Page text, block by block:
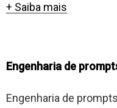
+ Saiba mais
Engenharia de
Engenharia de